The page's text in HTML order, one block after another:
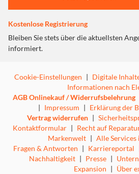
Kostenlose Registrierung
Bleiben Sie stets über die aktuellsten
informiert.
Cookie-Einstellungen | Digitale
Informationen nach
AGB Onlinekauf / Widerrufsbelehrung
| Impressum | Erklärung der
Vertrag widerrufen |
Kontaktformular | Recht auf
Markenwelt | Alle
Fragen & Antworten | Karriereportal
Nachhaltigkeit | Presse |
Expansion | Über